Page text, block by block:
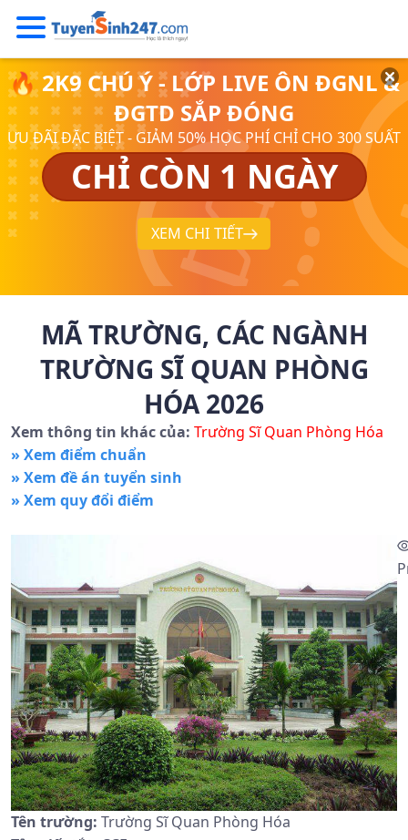
🔥 2K9 CHÚ Ý - LỚP LIVE ÔN ĐGNL &
ĐGTD SẮP ĐÓNG
ƯU ĐÃI ĐẶC BIỆT - GIẢM 50% HỌC PHÍ CHỈ CHO 300 SUẤT
CHỈ CÒN 1 NGÀY
XEM CHI TIẾT
MÃ TRƯỜNG, CÁC NGÀNH
TRƯỜNG SĨ QUAN PHÒNG
HÓA 2026
Xem thông tin khác của: Trường Sĩ Quan Phòng Hóa
» Xem điểm chuẩn
» Xem đề án tuyển sinh
» Xem quy đổi điểm
Tên trường: Trường Sĩ Quan Phòng Hóa